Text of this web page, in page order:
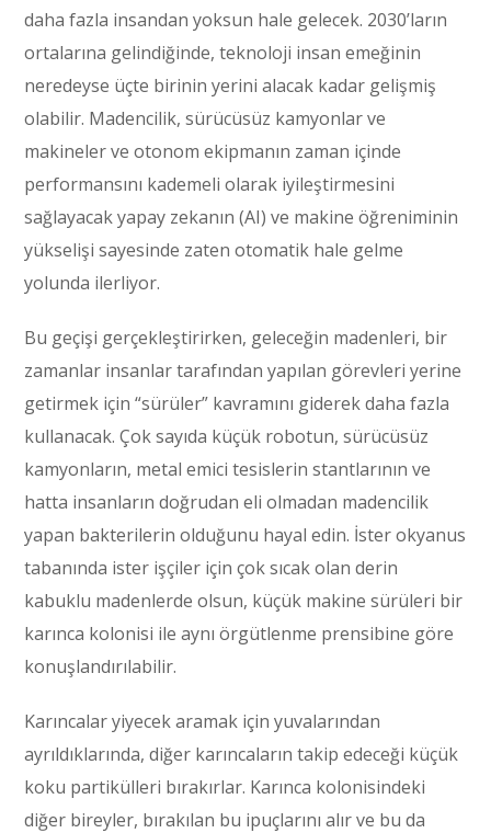
daha fazla insandan yoksun hale gelecek. 2030’ların
ortalarına gelindiğinde, teknoloji insan emeğinin
neredeyse üçte birinin yerini alacak kadar gelişmiş
olabilir. Madencilik, sürücüsüz kamyonlar ve
makineler ve otonom ekipmanın zaman içinde
performansını kademeli olarak iyileştirmesini
sağlayacak yapay zekanın (AI) ve makine öğreniminin
yükselişi sayesinde zaten otomatik hale gelme
yolunda ilerliyor.
Bu geçişi gerçekleştirirken, geleceğin madenleri, bir
zamanlar insanlar tarafından yapılan görevleri yerine
getirmek için “sürüler” kavramını giderek daha fazla
kullanacak. Çok sayıda küçük robotun, sürücüsüz
kamyonların, metal emici tesislerin stantlarının ve
hatta insanların doğrudan eli olmadan madencilik
yapan bakterilerin olduğunu hayal edin. İster okyanus
tabanında ister işçiler için çok sıcak olan derin
kabuklu madenlerde olsun, küçük makine sürüleri bir
karınca kolonisi ile aynı örgütlenme prensibine göre
konuşlandırılabilir.
Karıncalar yiyecek aramak için yuvalarından
ayrıldıklarında, diğer karıncaların takip edeceği küçük
koku partikülleri bırakırlar. Karınca kolonisindeki
diğer bireyler, bırakılan bu ipuçlarını alır ve bu da